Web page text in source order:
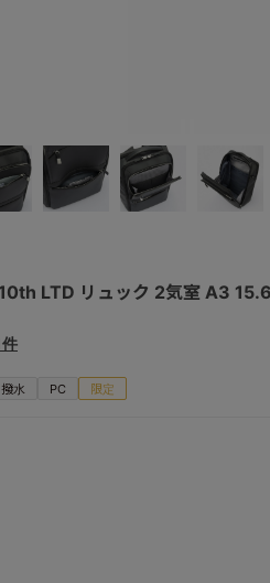
LTD リュック 2気室 A3
撥水 PC 限定